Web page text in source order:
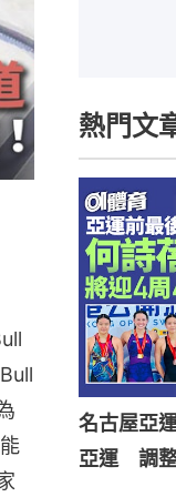
熱門文
名古屋亞
亞運 調